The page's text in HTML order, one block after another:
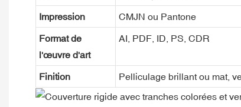
Impression CMJN ou Pantone
Format de
l'œuvre d'art
AI, PDF, ID, PS, CDR
Finition Pelliculage brillant ou mat,